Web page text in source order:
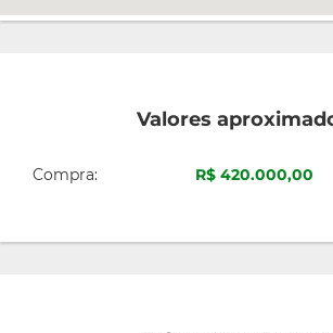
Valores
Compra: R$ 420.000,00